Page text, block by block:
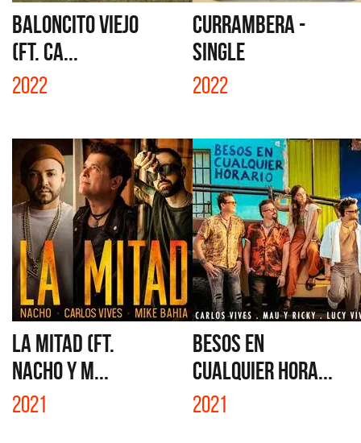
BALONCITO VIEJO
(FT. CA...
2022
CURRAMBERA -
SINGLE
2022
LA MITAD (FT.
NACHO Y M...
2021
BESOS EN
CUALQUIER HORA...
2021